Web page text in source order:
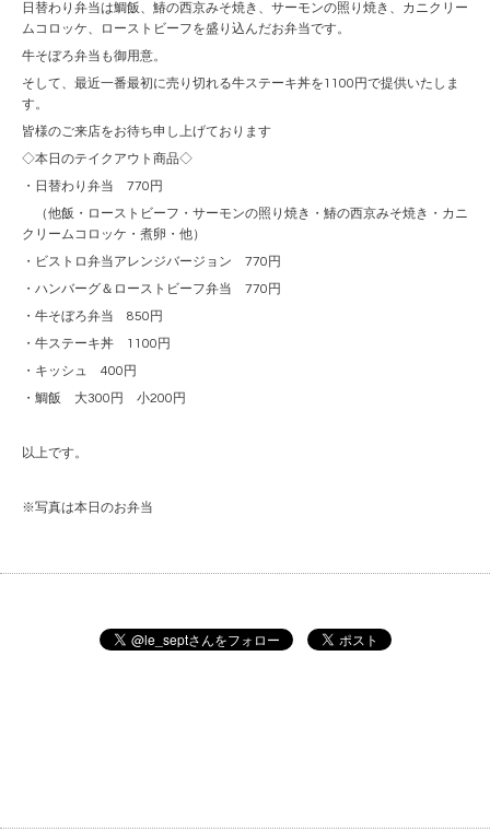
日替わり弁当は鯛飯、鰆の西京みそ焼き、サーモンの照り焼き、カニクリー
ムコロッケ、ローストビーフを盛り込んだお弁当です。
牛そぼろ弁当も御用意。
そして、最近一番最初に売り切れる牛ステーキ丼を1100円で提供いたしま
す。
皆様のご来店をお待ち申し上げております
◇本日のテイクアウト商品◇
・日替わり弁当 770円
（他飯・ローストビーフ・サーモンの照り焼き・鰆の西京みそ焼き・カニ
クリームコロッケ・煮卵・他）
・ビストロ弁当アレンジバージョン 770円
・ハンバーグ＆ローストビーフ弁当 770円
・牛そぼろ弁当 850円
・牛ステーキ丼 1100円
・キッシュ 400円
・鯛飯 大300円 小200円
以上です。
※写真は本日のお弁当